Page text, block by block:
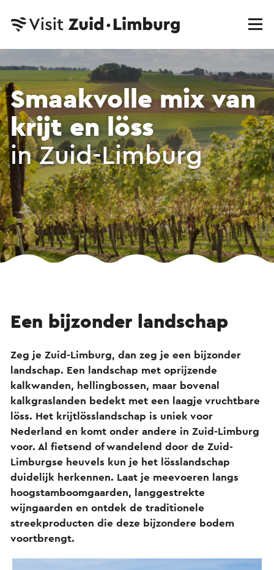
Smaakvolle mix van
krijt en löss
in Zuid-Limburg
Een bijzonder landschap
Zeg je Zuid-Limburg, dan zeg je een bijzonder
landschap. Een landschap met oprijzende
kalkwanden, hellingbossen, maar bovenal
kalkgraslanden bedekt met een laagje vruchtbare
löss. Het krijtlösslandschap is uniek voor
Nederland en komt onder andere in Zuid-Limburg
voor. Al fietsend of wandelend door de Zuid-
Limburgse heuvels kun je het lösslandschap
duidelijk herkennen. Laat je meevoeren langs
hoogstamboomgaarden, langgestrekte
wijngaarden en ontdek de traditionele
streekproducten die deze bijzondere bodem
voortbrengt.